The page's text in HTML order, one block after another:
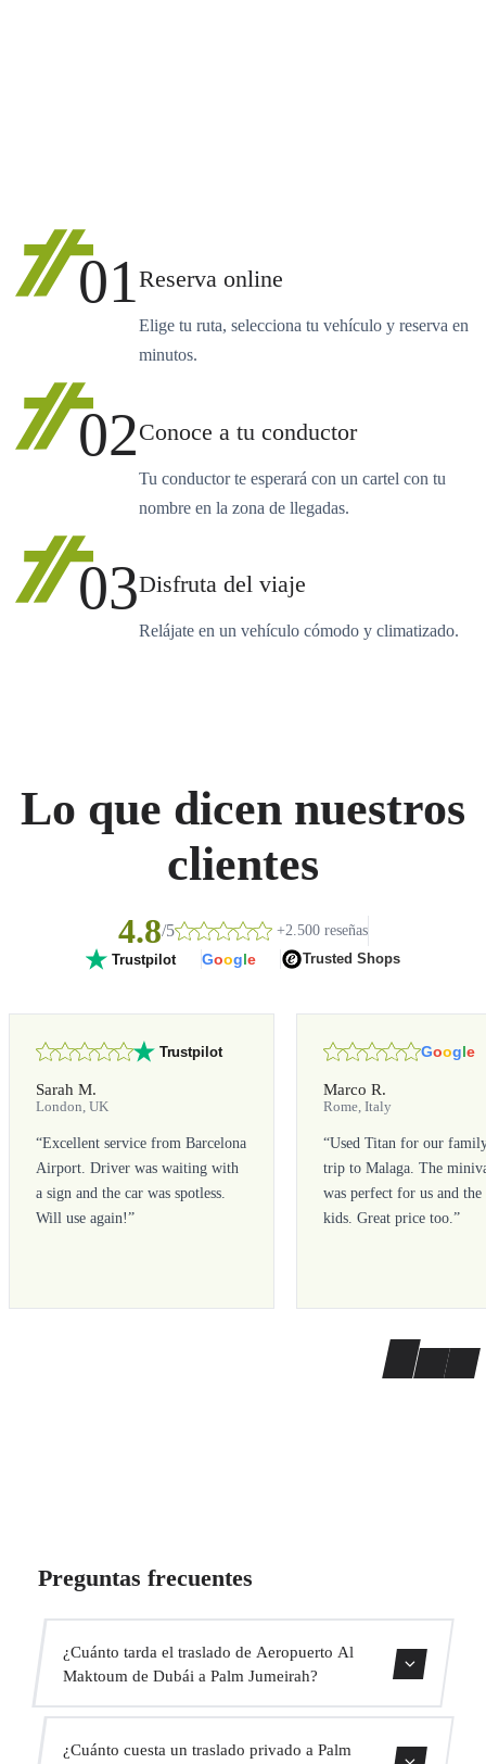
01Reserva online
Elige tu ruta, selecciona tu vehículo y reserva en
minutos.
02Conoce a tu conductor
Tu conductor te esperará con un cartel con tu
nombre en la zona de llegadas.
03Disfruta del viaje
Relájate en un vehículo cómodo y climatizado.
Lo que dicen nuestros
clientes
4.8/5 +2.500 reseñas
Trustpilot Google Trusted Shops
Trustpilot
Sarah M.
London, UK
“Excellent service from Barcelona
Airport. Driver was waiting with
a sign and the car was spotless.
Will use again!”
Google
Marco R.
Rome, Italy
“Used Titan for our
trip to Malaga. The
was perfect for us and the
kids. Great price too.”
Preguntas frecuentes
¿Cuánto tarda el traslado de Aeropuerto Al
Maktoum de Dubái a Palm Jumeirah?
¿Cuánto cuesta un traslado privado a Palm